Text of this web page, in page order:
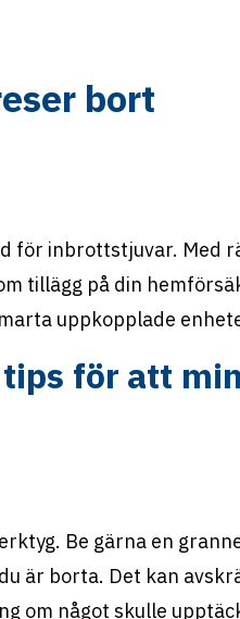
bort
för inbrottstjuvar. Med
tillägg på din
uppkopplade
för att
Be gärna en
är borta. Det kan
om något skulle